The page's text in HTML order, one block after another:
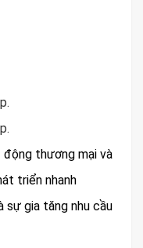
động thương mại và
triển nhanh
sự gia tăng nhu cầu